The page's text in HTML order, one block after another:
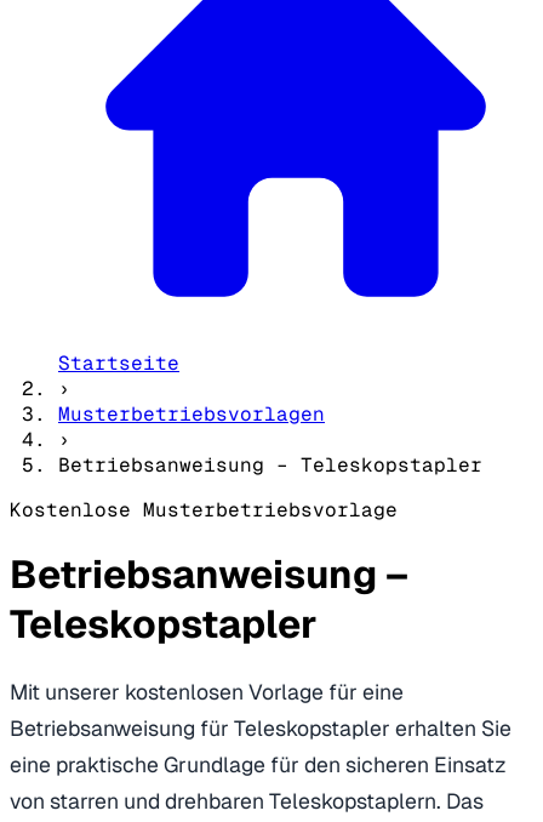
Startseite
›
Musterbetriebsvorlagen
›
Betriebsanweisung – Teleskopstapler
Kostenlose Musterbetriebsvorlage
Betriebsanweisung –
Teleskopstapler
Mit unserer kostenlosen Vorlage für eine
Betriebsanweisung für Teleskopstapler erhalten Sie
eine praktische Grundlage für den sicheren Einsatz
von starren und drehbaren Teleskopstaplern. Das